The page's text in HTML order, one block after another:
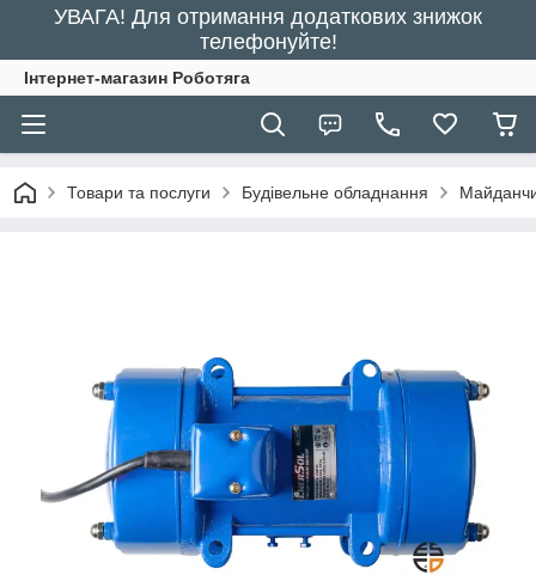
УВАГА! Для отримання додаткових знижок
телефонуйте!
Інтернет-магазин Роботяга
Товари та послуги Будівельне обладнання